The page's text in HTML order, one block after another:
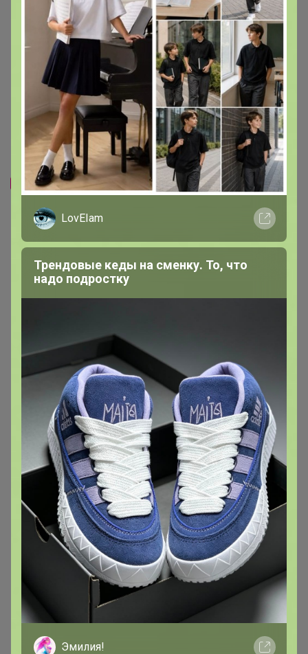
Скидка
1 192р
-26%
1 600р
Скидка
400р
-32%
590р
LovEIam
Трендовые кеды на сменку. То, что
надо подростку
Эмилия!